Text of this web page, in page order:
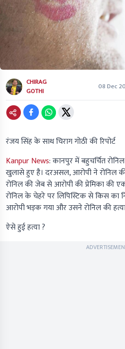
CHIRAG
GOTHI
08 Dec
रंजय सिंह के साथ चिराग गोठी की रिपोर्ट
Kanpur News:कानपुर में बहुचर्चित
खुलासे हुए है। दरअसल, आरोपी ने रोनिल
रोनिल की जेब से आरोपी की प्रेमिका की
रोनिल के चेहरे पर लिपिस्टिक से किस का
आरोपी भड़क गया और उसने रोनिल की
ऐसे हुई हत्या ?